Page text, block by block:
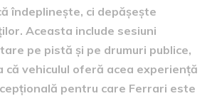
îndeplinește, ci depășește
Aceasta include sesiuni
pe pistă și pe drumuri publice,
că vehiculul oferă acea experiență
pentru care Ferrari este